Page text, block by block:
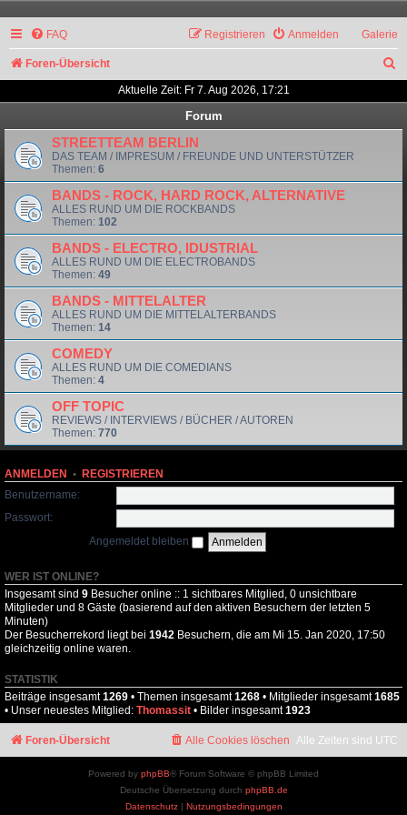
Galerie
FAQ Anmelden
Registrieren
Foren-Übersicht
h
Aktuelle Zeit: Fr 7. Aug 2026, 17:21
Forum
STREETTEAM BERLIN
DAS TEAM / IMPRESUM / FREUNDE UND UNTERSTÜTZER
Themen: 6
BANDS - ROCK, HARD ROCK, ALTERNATIVE
ALLES RUND UM DIE ROCKBANDS
Themen: 102
BANDS - ELECTRO, IDUSTRIAL
ALLES RUND UM DIE ELECTROBANDS
Themen: 49
BANDS - MITTELALTER
ALLES RUND UM DIE MITTELALTERBANDS
Themen: 14
COMEDY
ALLES RUND UM DIE COMEDIANS
Themen: 4
OFF TOPIC
REVIEWS / INTERVIEWS / BÜCHER / AUTOREN
Themen: 770
ANMELDEN • REGISTRIEREN
Benutzername:
Passwort:
Angemeldet bleiben
WER IST ONLINE?
Insgesamt sind 9 Besucher online :: 1 sichtbares Mitglied, 0 unsichtbare
Mitglieder und 8 Gäste (basierend auf den aktiven Besuchern der letzten 5
Minuten)
Der Besucherrekord liegt bei 1942 Besuchern, die am Mi 15. Jan 2020, 17:50
gleichzeitig online waren.
STATISTIK
Beiträge insgesamt1269 • Themen insgesamt1268 • Mitglieder insgesamt1685
• Unser neuestes Mitglied: Thomassit • Bilder insgesamt1923
Foren-Übersicht Alle Zeiten sind UTC
Alle Cookies löschen
Powered by phpBB® Forum Software © phpBB Limited
Deutsche Übersetzung durch phpBB.de
Datenschutz| Nutzungsbedingungen